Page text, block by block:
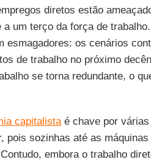
diretos estão
um terço da força de
esmagadores: os cenários
de trabalho no próximo
se torna redundante, o
capitalistaé chave por várias
pois sozinhas até as máquinas
embora o trabalho